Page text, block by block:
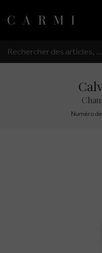
RECHERCHER
Numéro